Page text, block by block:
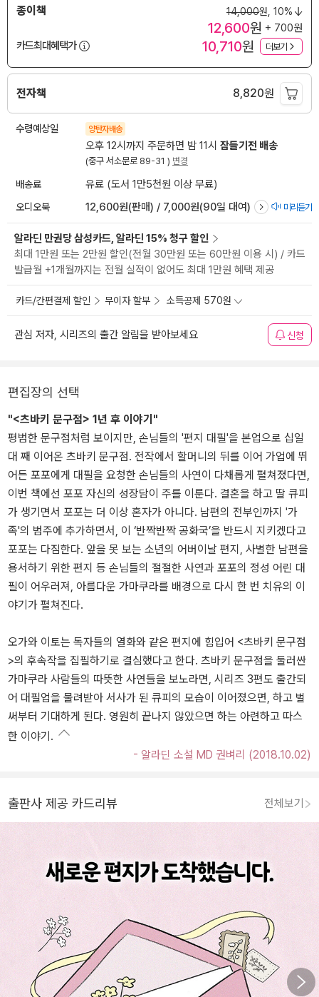
종이책 14,000원, 10%
12,600원 + 700원
카드최대혜택가
10,710원 더보기
전자책 8,820원
수령예상일 양탄자배송
오후 12시까지 주문하면 밤 11시 잠들기전 배송
(중구 서소문로 89-31 ) 변경
배송료 유료 (도서 1만5천원 이상 무료)
오디오북 12,600원(판매) / 7,000원(90일 대여) 미리듣기
알라딘 만권당 삼성카드, 알라딘 15% 청구 할인
최대 1만원 또는 2만원 할인(전월 30만원 또는 60만원 이용 시) / 카드
발급월 +1개월까지는 전월 실적이 없어도 최대 1만원 혜택 제공
카드/간편결제 할인 무이자 할부 소득공제 570원
관심 저자, 시리즈의 출간 알림을 받아보세요 신청
편집장의 선택
"<츠바키 문구점> 1년 후 이야기"
평범한 문구점처럼 보이지만, 손님들의 '편지 대필'을 본업으로 십일
대 째 이어온 츠바키 문구점. 전작에서 할머니의 뒤를 이어 가업에 뛰
어든 포포에게 대필을 요청한 손님들의 사연이 다채롭게 펼쳐졌다면,
이번 책에선 포포 자신의 성장담이 주를 이룬다. 결혼을 하고 딸 큐피
가 생기면서 포포는 더 이상 혼자가 아니다. 남편의 전부인까지 '가
족'의 범주에 추가하면서, 이 ‘반짝반짝 공화국’을 반드시 지키겠다고
포포는 다짐한다. 앞을 못 보는 소년의 어버이날 편지, 사별한 남편을
용서하기 위한 편지 등 손님들의 절절한 사연과 포포의 정성 어린 대
필이 어우러져, 아름다운 가마쿠라를 배경으로 다시 한 번 치유의 이
야기가 펼쳐진다.
오가와 이토는 독자들의 열화와 같은 편지에 힘입어 <츠바키 문구점
>의 후속작을 집필하기로 결심했다고 한다. 츠바키 문구점을 둘러싼
가마쿠라 사람들의 따뜻한 사연들을 보노라면, 시리즈 3편도 출간되
어 대필업을 물려받아 서사가 된 큐피의 모습이 이어졌으면, 하고 벌
써부터 기대하게 된다. 영원히 끝나지 않았으면 하는 아련하고 따스
한 이야기.
- 알라딘 소설 MD 권벼리 (2018.10.02)
출판사 제공 카드리뷰 전체보기